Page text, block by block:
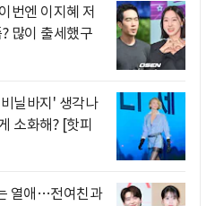
번엔 이지혜 저
많이 출세했구
닐바지' 생각나
소화해? [핫피
열애…전여친과